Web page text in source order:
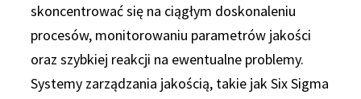
skoncentrować się na ciągłym doskonaleniu
procesów, monitorowaniu parametrów jakości
oraz szybkiej reakcji na ewentualne problemy.
Systemy zarządzania jakością, takie jak Six Sigma